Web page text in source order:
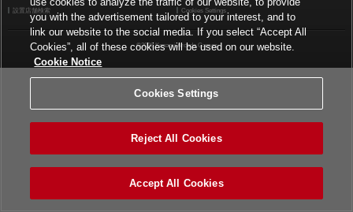
設置店舗検索
Cookies Settings
©2026 Konami Arcade Games
you with the advertisement tailored to your interest, and to
link our website to the social media. If you select “Accept All
Cookies”, all of these cookies will be used on our website.
Cookie Notice
Cookies Settings
Reject All Cookies
Accept All Cookies